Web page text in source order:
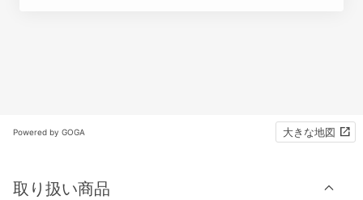
Powered by GOGA 大きな地図
取り扱い商品